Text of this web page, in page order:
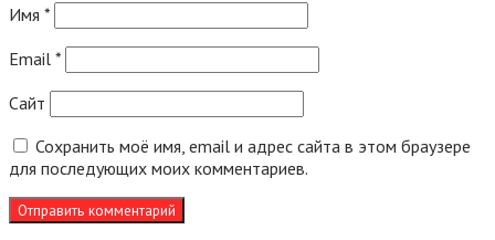
Имя *
Email *
Сайт
Сохранить моё имя, email и адрес сайта в этом браузере
для последующих моих комментариев.